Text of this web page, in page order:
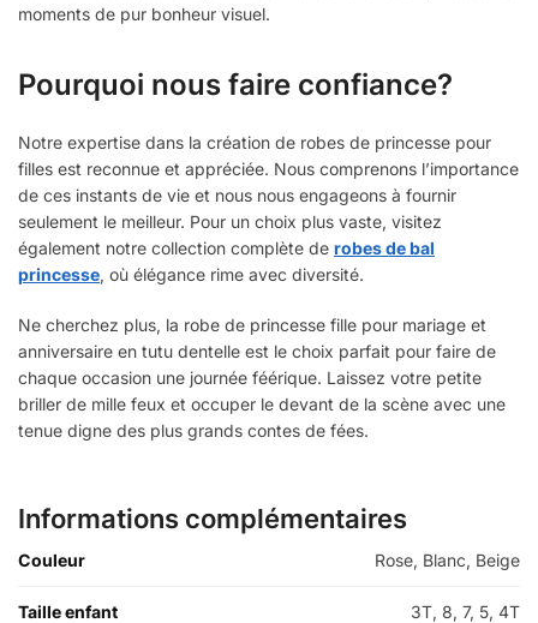
moments de pur bonheur visuel.
Pourquoi nous faire confiance?
Notre expertise dans la création de robes de princesse pour
filles est reconnue et appréciée. Nous comprenons l’importance
de ces instants de vie et nous nous engageons à fournir
seulement le meilleur. Pour un choix plus vaste, visitez
également notre collection complète de robes de bal
princesse, où élégance rime avec diversité.
Ne cherchez plus, la robe de princesse fille pour mariage et
anniversaire en tutu dentelle est le choix parfait pour faire de
chaque occasion une journée féérique. Laissez votre petite
briller de mille feux et occuper le devant de la scène avec une
tenue digne des plus grands contes de fées.
Informations complémentaires
Couleur Rose, Blanc, Beige
Taille enfant 3T, 8, 7, 5, 4T